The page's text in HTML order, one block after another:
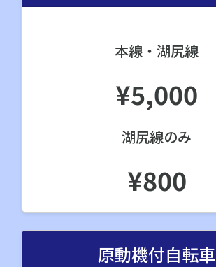
本線・湖尻線
¥5,000
湖尻線のみ
¥800
原動機付自転車